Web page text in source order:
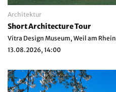
Architektur
Short Architecture Tour
Vitra Design Museum, Weil am Rhein
13.08.2026, 14:00